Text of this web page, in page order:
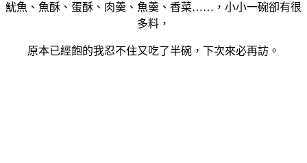
魷魚、魚酥、蛋酥、肉羹、魚羹、香菜……，小小一碗卻有很
多料，
原本已經飽的我忍不住又吃了半碗，下次來必再訪。